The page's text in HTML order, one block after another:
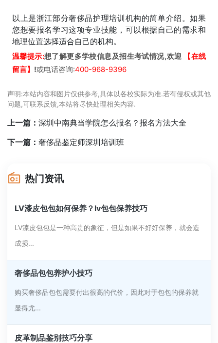
以上是浙江部分奢侈品护理培训机构的简单介绍。如果
您想要报名学习这项专业技能，可以根据自己的需求和
地理位置选择适合自己的机构。
温馨提示:想了解更多学校信息及招生考试情况,欢迎
【在线
留言】 !或电话咨询:400-968-9396
声明:本站内容和图片仅供参考,具体以各校实际为准.若有侵权或其他
问题,可联系反馈,本站将尽快处理相关内容.
上一篇： 深圳中南典当学院怎么报名？报名方法大全
下一篇： 奢侈品鉴定师深圳培训班
热门资讯
LV漆皮包包如何保养？lv包包保养技巧
LV漆皮包包是一种高贵的象征，但是如果不好好保养，就会造
成损...
奢侈品包包养护小技巧
购买奢侈品包包需要付出很高的代价，因此对于包包的保养就
显得尤...
皮革制品鉴别技巧分享